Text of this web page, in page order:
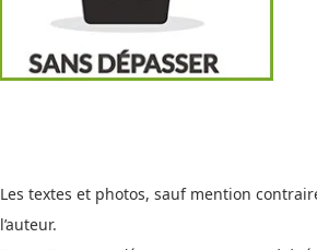
Les textes et photos, sauf mention
l’auteur.